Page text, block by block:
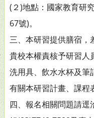
(２)地點：國家教育研
67號)。
三、本研習提供膳宿，
貴校本權責核予研習人
洗用具、飲水水杯及筆
有關本研習計畫、課程
四、報名相關問題請